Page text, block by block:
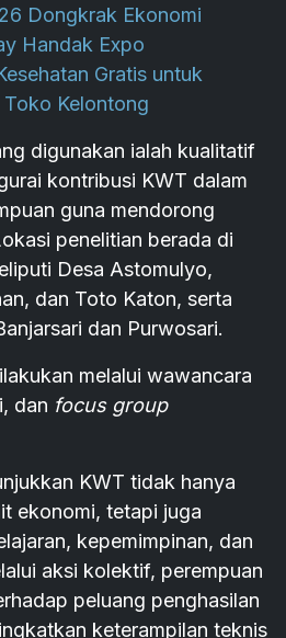
Dongkrak Ekonomi
Handak Expo
Gratis untuk
Toko Kelontong
digunakan ialah kualitatif
kontribusi KWT dalam
guna mendorong
penelitian berada di
Desa Astomulyo,
dan Toto Katon, serta
dan Purwosari.
melalui wawancara
dan focus group
KWT tidak hanya
ekonomi, tetapi juga
kepemimpinan, dan
aksi kolektif, perempuan
peluang penghasilan
keterampilan teknis